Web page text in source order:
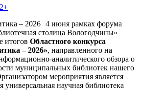
4 июня рамках форума
столица Вологодчины»
итогов Областного конкурса
– 2026», направленного на
аналитического обзора о
муниципальных библиотек нашего
мероприятия является
универсальная научная библиотека